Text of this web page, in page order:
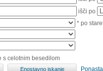
išči po
* po
s celotnim besedilom